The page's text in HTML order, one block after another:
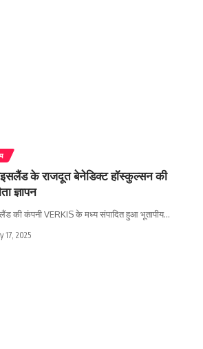
के राजदूत बेनेडिक्ट हॉस्कुल्सन की
ज्ञापन
की कंपनी VERKIS के मध्य संपादित हुआ भूतापीय…
17, 2025